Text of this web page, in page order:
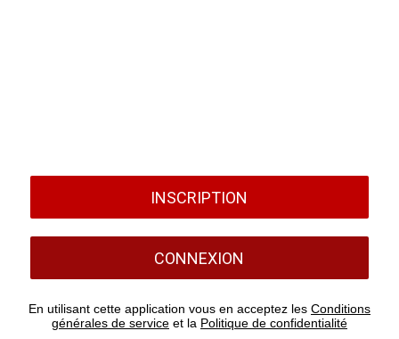
INSCRIPTION
CONNEXION
En utilisant cette application vous en acceptez les Conditions
générales de service et la Politique de confidentialité